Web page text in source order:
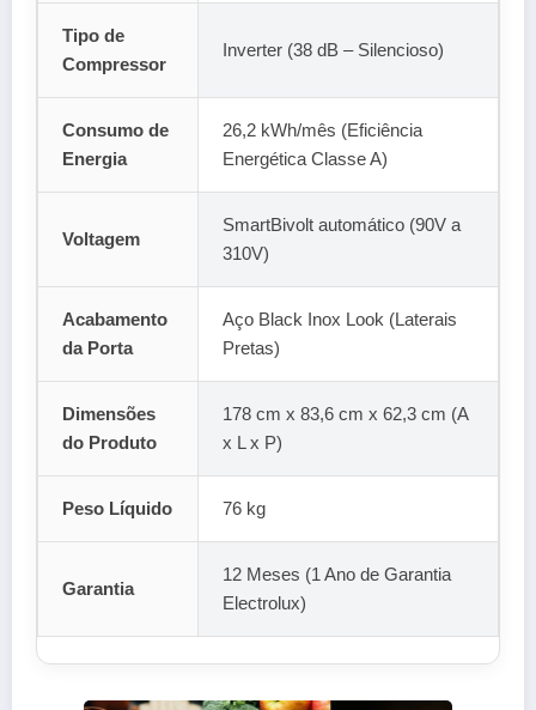
Tipo de
Compressor
Inverter (38 dB – Silencioso)
Consumo de
Energia
26,2 kWh/mês (Eficiência
Energética Classe A)
Voltagem
SmartBivolt automático (90V a
310V)
Acabamento
da Porta
Aço Black Inox Look (Laterais
Pretas)
Dimensões
do Produto
178 cm x 83,6 cm x 62,3 cm (A
x L x P)
Peso Líquido 76 kg
Garantia
12 Meses (1 Ano de Garantia
Electrolux)